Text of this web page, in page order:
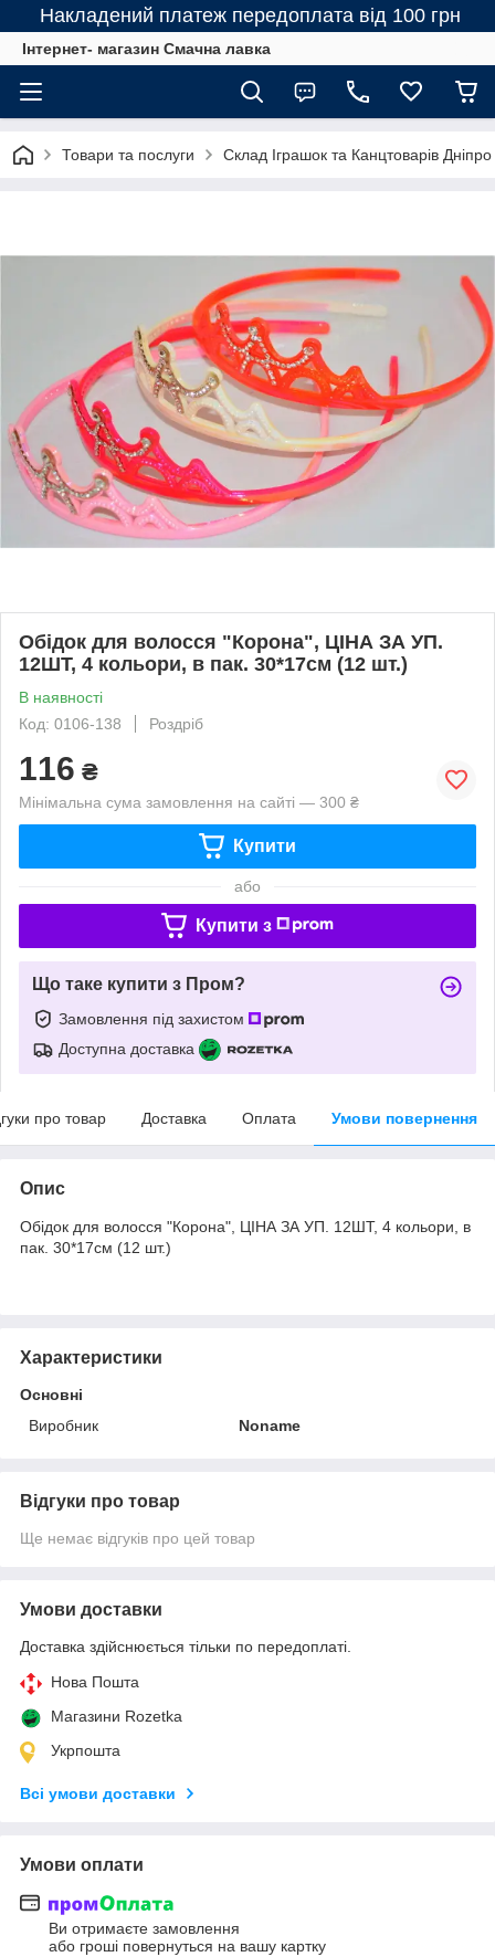
Накладений платеж передоплата від 100 грн
Інтернет- магазин Смачна лавка
Товари та послуги Склад Іграшок та Канцтоварів Дніпро
Обідок для волосся "Корона", ЦІНА ЗА УП.
12ШТ, 4 кольори, в пак. 30*17см (12 шт.)
В наявності
Код: 0106-138
Роздріб
116 ₴
Мінімальна сума замовлення на сайті — 300 ₴
Купити
або
Купити з
Що таке купити з Пром?
Замовлення під захистом
Доступна доставка
про товар Доставка Оплата Умови повернення
Опис
Обідок для волосся "Корона", ЦІНА ЗА УП. 12ШТ, 4 кольори, в
пак. 30*17см (12 шт.)
Характеристики
Основні
Виробник
Noname
Відгуки про товар
Ще немає відгуків про цей товар
Умови доставки
Доставка здійснюється тільки по передоплаті.
Нова Пошта
Магазини Rozetka
Укрпошта
Всі умови доставки
Умови оплати
Ви отримаєте замовлення
або гроші повернуться на вашу картку